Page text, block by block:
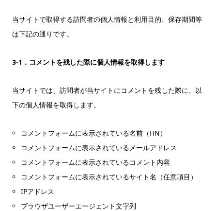
当サイトで取得する訪問者の個人情報と利用目的、保存期間等
は下記の通りです。
3-1．コメントを残した際に個人情報を取得します
当サイトでは、訪問者が当サイトにコメントを残した際に、以
下の個人情報を取得します。
コメントフォームに表示されている名前（HN）
コメントフォームに表示されているメールアドレス
コメントフォームに表示されているコメント内容
コメントフォームに表示されているサイト名（任意項目）
IPアドレス
ブラウザユーザーエージェント文字列